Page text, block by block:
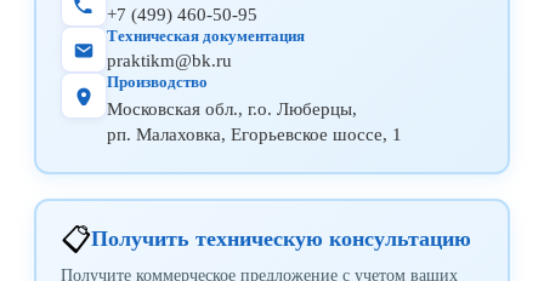
+7 (499) 460-50-95
Техническая документация
praktikm@bk.ru
Производство
Московская обл., г.о. Люберцы,
рп. Малаховка, Егорьевское шоссе, 1
📋Получить техническую консультацию
Получите коммерческое предложение с учетом ваших